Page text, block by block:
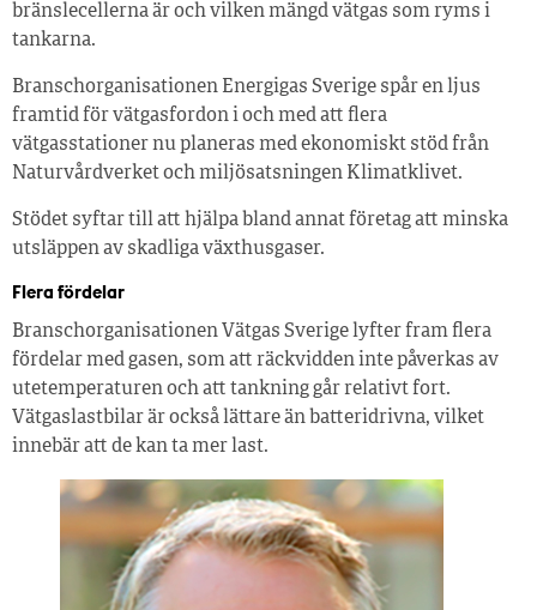
bränslecellerna är och vilken mängd vätgas som ryms i
tankarna.
Branschorganisationen Energigas Sverige spår en ljus
framtid för vätgasfordon i och med att flera
vätgasstationer nu planeras med ekonomiskt stöd från
Naturvårdverket och miljösatsningen Klimatklivet.
Stödet syftar till att hjälpa bland annat företag att minska
utsläppen av skadliga växthusgaser.
Flera fördelar
Branschorganisationen Vätgas Sverige lyfter fram flera
fördelar med gasen, som att räckvidden inte påverkas av
utetemperaturen och att tankning går relativt fort.
Vätgaslastbilar är också lättare än batteridrivna, vilket
innebär att de kan ta mer last.